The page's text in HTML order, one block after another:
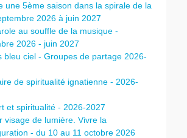
une 5ème saison dans la spirale de la
2026 à juin 2027
au souffle de la musique -
2026 - juin 2027
bleu ciel - Groupes de partage 2026-
de spiritualité ignatienne - 2026-
et spiritualité - 2026-2027
visage de lumière. Vivre la
- du 10 au 11 octobre 2026